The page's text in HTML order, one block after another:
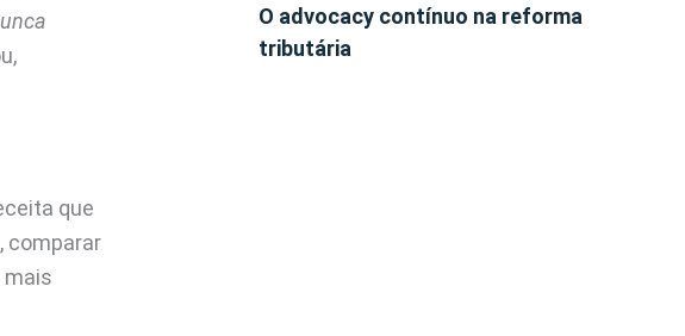
que
comparar
mais
O advocacy contínuo na reforma
tributária